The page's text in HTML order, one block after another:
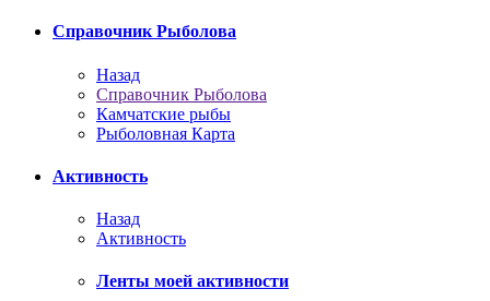
Справочник Рыболова
Назад
Справочник Рыболова
Камчатские рыбы
Рыболовная Карта
Активность
Назад
Активность
Ленты моей активности